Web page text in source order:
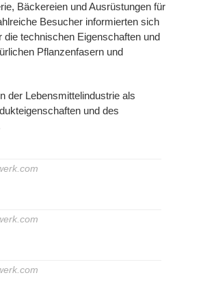
Bäckereien und Ausrüstungen für
Besucher informierten sich
technischen Eigenschaften und
Pflanzenfasern und
der Lebensmittelindustrie als
und des